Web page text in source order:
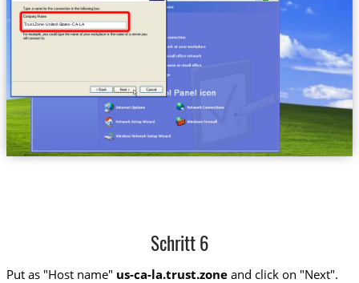
Trust.Zone-United-States-CA-LA
Schritt 6
Put as "Host name" us-ca-la.trust.zoneand click on "Next".